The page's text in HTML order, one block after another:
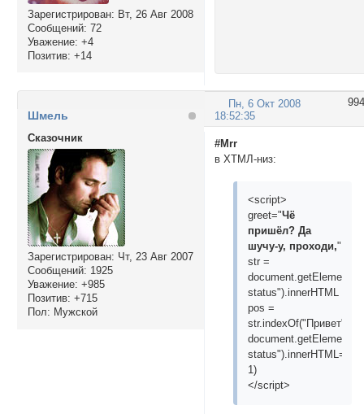
Зарегистрирован: Вт, 26 Авг 2008
Сообщений: 72
Уважение: +4
Позитив: +14
994
Пн, 6 Окт 2008
18:52:35
Шмель
Сказочник
Зарегистрирован: Чт, 23 Авг 2007
Сообщений: 1925
Уважение: +985
Позитив: +715
Пол: Мужской
#Mrr
в ХТМЛ-низ:
<script>
greet="Чё
пришёл? Да
шучу-у, проходи,"
str =
status").innerHTML
pos =
str.indexOf("Привет")
1)
</script>